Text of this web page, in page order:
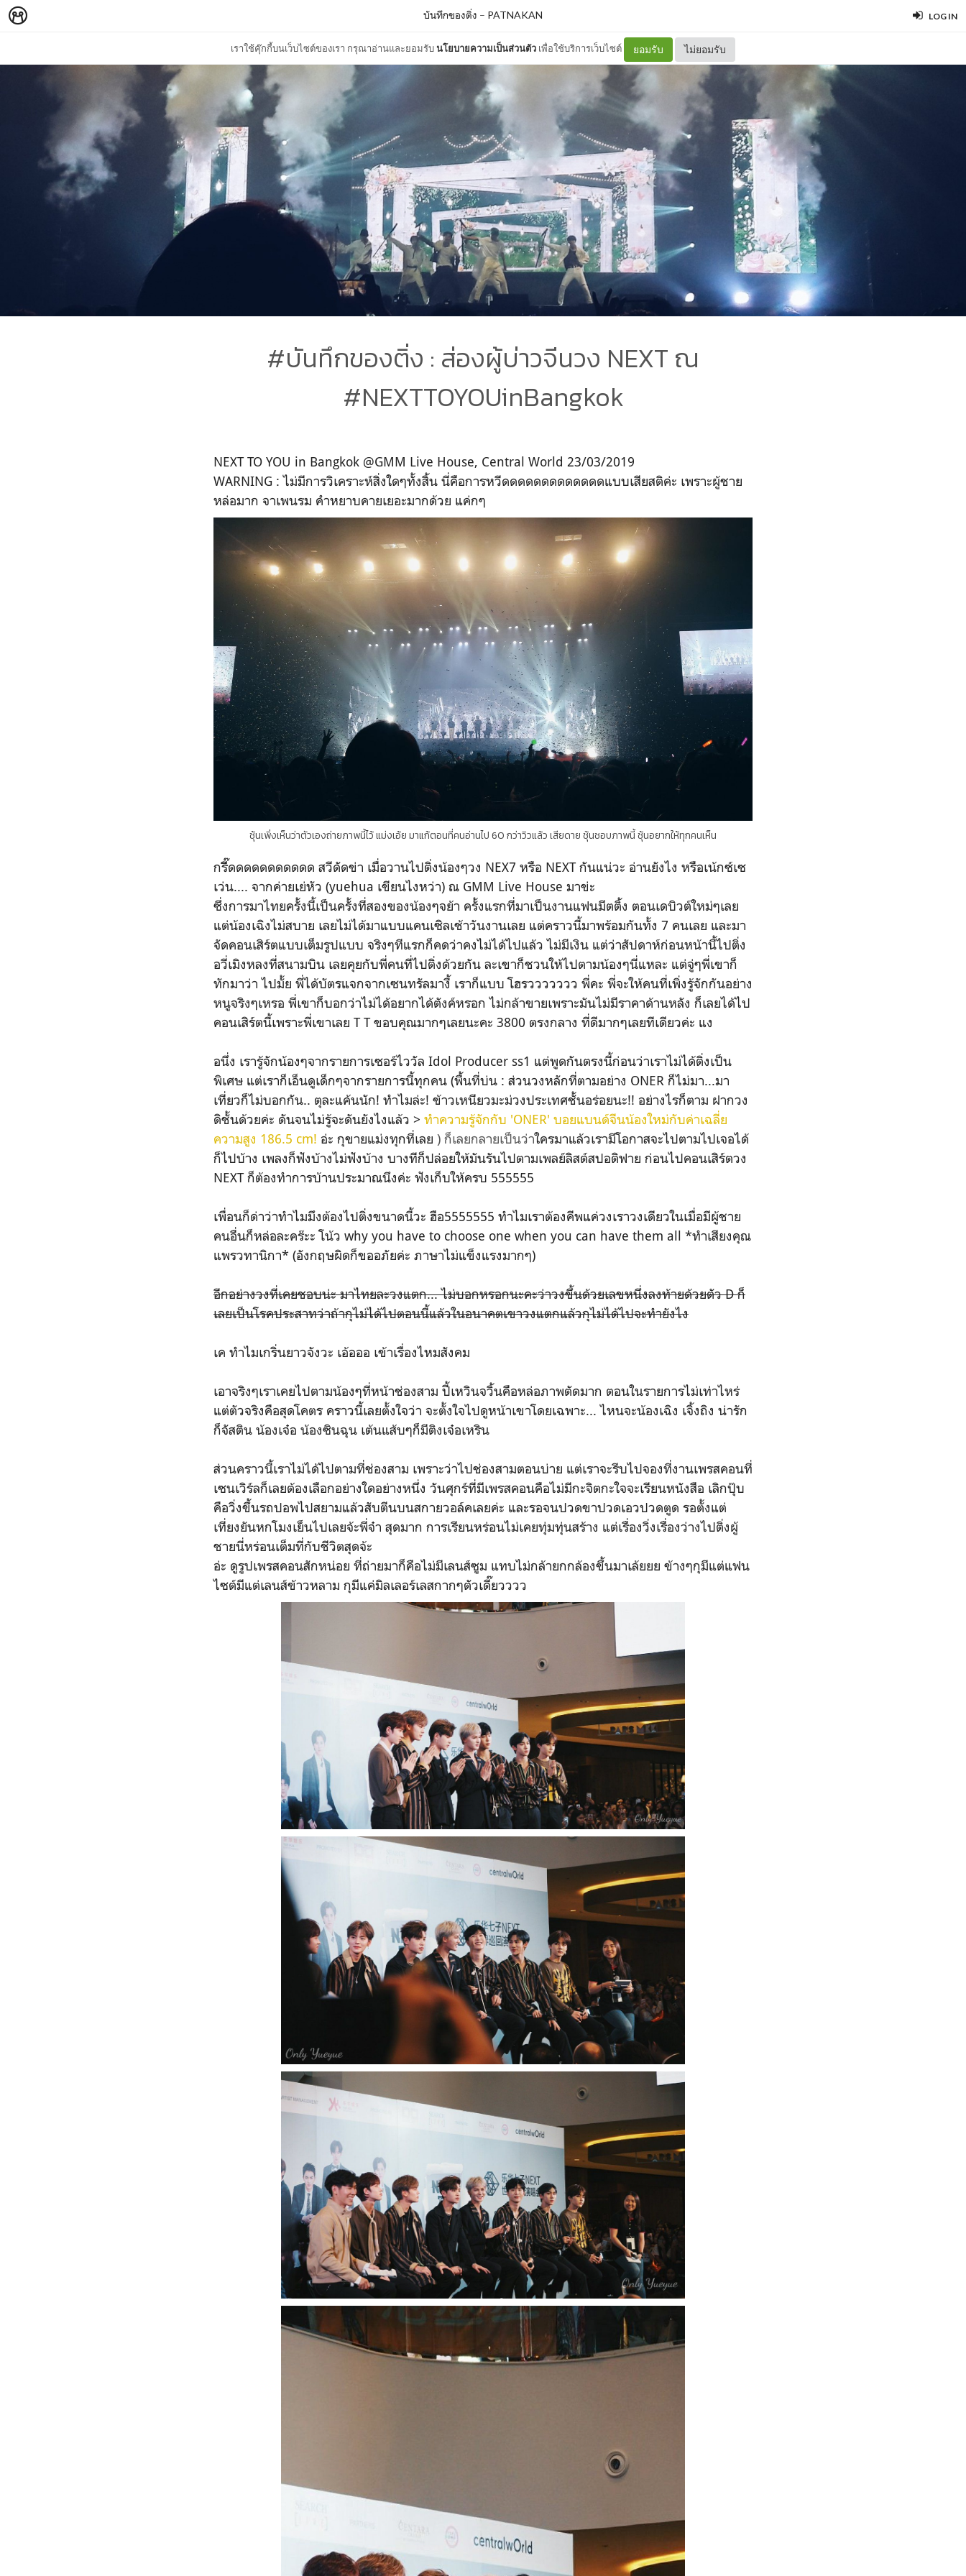
LOG IN
เราใช้คุ๊กกี้บนเว็บไซต์ของเรา กรุณาอ่านและยอมรับนโยบายความเป็นส่วนตัว เพื่อใช้บริการเว็บไซต์ ยอมรับ ไม่ยอมรับ
บันทึกของติ่ง – PATNAKAN
#บันทึกของติ่ง : ส่องผู้บ่าวจีนวง NEXT ณ
#NEXTTOYOUinBangkok
NEXT TO YOU in Bangkok @GMM Live House, Central World 23/03/2019
WARNING : ไม่มีการวิเคราะห์สิ่งใดๆทั้งสิ้น นี่คือการหวีดดดดดดดดดดดดดแบบเสียสติค่ะ เพราะผู้ชาย
หล่อมาก จาเพนรม คำหยาบคายเยอะมากด้วย แค่กๆ
ชุ้นเพิ่งเห็นว่าตัวเองถ่ายภาพนี้ไว้ แม่งเอ้ย มาแก้ตอนที่คนอ่านไป 60 กว่าวิวแล้ว เสียดาย ชุ้นชอบภาพนี้ ชุ้นอยากให้ทุกคนเห็น
กรีี๊ดดดดดดดดดดด สวีดัดข่า เมื่อวานไปติ่งน้องๆวง NEX7 หรือ NEXT กันแน่วะ อ่านยังไง หรือเน้กซ์เซ
เว่น.... จากค่ายเย่หัว (yuehua เขียนไงหว่า) ณ GMM Live House มาข่ะ
ซึ่งการมาไทยครั้งนี้เป็นครั้งที่สองของน้องๆจย้า ครั้งแรกที่มาเป็นงานแฟนมีตติ้ง ตอนเดบิวต์ใหม่ๆเลย
แต่น้องเฉิงไม่สบาย เลยไม่ได้มาแบบแคนเซิลเช้าวันงานเลย แต่คราวนี้มาพร้อมกันทั้ง 7 คนเลย และมา
จัดคอนเสิร์ตแบบเต็มรูปแบบ จริงๆทีแรกก็คดว่าคงไม่ได้ไปแล้ว ไม่มีเงิน แต่ว่าสัปดาห์ก่อนหน้านี้ไปติ่ง
อวี่เมิงหลงที่สนามบิน เลยคุยกับพี่คนที่ไปติ่งด้วยกัน ละเขาก็ชวนให้ไปตามน้องๆนี่แหละ แต่จู่ๆพี่เขาก็
ทักมาว่า ไปมั้ย พี่ได้บัตรแจกจากเซนทรัลมางี้ เราก็แบบ โฮรววววววว พี่คะ พี่จะให้คนที่เพิ่งรู้จักกันอย่าง
หนูจริงๆเหรอ พี่เขาก็บอกว่าไม่ได้อยากได้ตังค์หรอก ไม่กล้าขายเพราะมันไม่มีราคาด้านหลัง ก็เลยได้ไป
คอนเสิร์ตนี้เพราะพี่เขาเลย T T ขอบคุณมากๆเลยนะคะ 3800 ตรงกลาง ที่ดีมากๆเลยทีเดียวค่ะ แง
อนึ่ง เรารู้จักน้องๆจากรายการเซอร์ไววัล Idol Producer ss1 แต่พูดกันตรงนี้ก่อนว่าเราไม่ได้ติ่งเป็น
พิเศษ แต่เราก็เอ็นดูเด็กๆจากรายการนี้ทุกคน (พื้นที่บ่น : ส่วนวงหลักที่ตามอย่าง ONER ก็ไม่มา...มา
เที่ยวก็ไม่บอกกัน.. ตุละแค้นนัก! ทำไมล่ะ! ข้าวเหนียวมะม่วงประเทศชั้นอร่อยนะ!! อย่างไรก็ตาม ฝากวง
ดิชั้นด้วยค่ะ ดันจนไม่รู้จะดันยังไงแล้ว > ทำความรู้จักกับ 'ONER' บอยแบนด์จีนน้องใหม่กับค่าเฉลี่ย
ความสูง 186.5 cm! อ่ะ กุขายแม่งทุกที่เลย ) ก็เลยกลายเป็นว่าใครมาแล้วเรามีโอกาสจะไปตามไปเจอได้
ก็ไปบ้าง เพลงก็ฟังบ้างไม่ฟังบ้าง บางทีก็ปล่อยให้มันรันไปตามเพลย์ลิสต์สปอติฟาย ก่อนไปคอนเสิร์ตวง
NEXT ก็ต้องทำการบ้านประมาณนึงค่ะ ฟังเก็บให้ครบ 555555
เพื่อนก็ด่าว่าทำไมมึงต้องไปติ่งขนาดนี้วะ ฮือ5555555 ทำไมเราต้องคีพแค่วงเราวงเดียวในเมื่อมีผู้ชาย
คนอื่นก็หล่อละคร๊ะะ โน้ว why you have to choose one when you can have them all *ทำเสียงคุณ
แพรวทานิกา* (อังกฤษผิดก็ขออภัยค่ะ ภาษาไม่แข็งแรงมากๆ)
อีกอย่างวงที่เคยชอบน่ะ มาไทยละวงแตก... ไม่บอกหรอกนะคะว่าวงขึ้นด้วยเลขหนึ่งลงท้ายด้วยตัว D ก็
เลยเป็นโรคประสาทว่าถ้ากุไม่ได้ไปตอนนี้แล้วในอนาคตเขาวงแตกแล้วกุไม่ได้ไปจะทำยังไง
เค ทำไมเกริ่นยาวจังวะ เอ้อออ เข้าเรื่องไหมสังคม
เอาจริงๆเราเคยไปตามน้องๆที่หน้าช่องสาม ปี้เหวินจวิ้นคือหล่อภาพตัดมาก ตอนในรายการไม่เท่าไหร่
แต่ตัวจริงคือสุดโคตร คราวนี้เลยตั้งใจว่า จะตั้งใจไปดูหน้าเขาโดยเฉพาะ... ไหนจะน้องเฉิง เจิ้งถิง น่ารัก
ก็จัสติน น้องเจ๋อ น้องซินฉุน เต้นแส้บๆก็มีติงเจ๋อเหริน
ส่วนคราวนี้เราไม่ได้ไปตามที่ช่องสาม เพราะว่าไปช่องสามตอนบ่าย แต่เราจะรีบไปจองที่งานเพรสคอนที่
เซนเวิร์ลก็เลยต้องเลือกอย่างใดอย่างหนึ่ง วันศุกร์ที่มีเพรสคอนคือไม่มีกะจิตกะใจจะเรียนหนังสือ เลิกปุ๊บ
คือวิ่งขึ้นรถปอพไปสยามแล้วสับตีนบนสกายวอล์คเลยค่ะ และรอจนปวดขาปวดเอวปวดตูด รอตั้งแต่
เที่ยงยันหกโมงเย็นไปเลยจ้ะพี่จ๋า สุดมาก การเรียนหร่อนไม่เคยทุ่มทุ่นสร้าง แต่เรื่องวิ่งเรื่องว่างไปติ่งผู้
ชายนี่หร่อนเต็มที่กับชีวิตสุดจ้ะ
อ่ะ ดูรูปเพรสคอนสักหน่อย ที่ถ่ายมาก็คือไม่มีเลนส์ซูม แทบไม่กล้ายกกล้องขึ้นมาเล้ยยย ข้างๆกุมีแต่แฟน
ไซต์มีแต่เลนส์ข้าวหลาม กุมีแค่มิลเลอร์เลสกากๆตัวเดี๊ยวววว